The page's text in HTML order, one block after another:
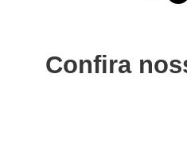
Confira